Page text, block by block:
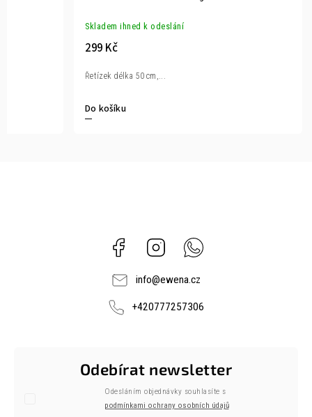
Skladem ihned k odeslání
299 Kč
Do košíku
Řetízek délka 50 cm,...
Facebook Instagram
info@ewena.cz
+420777257306
Odebírat newsletter
Odesláním objednávky souhlasíte s
podmínkami ochrany osobních údajů